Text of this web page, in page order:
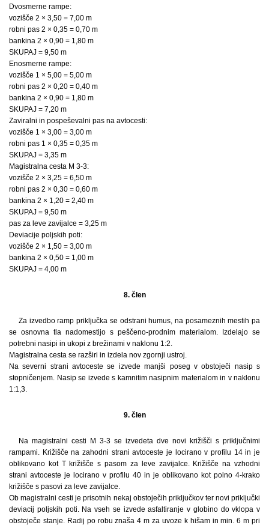
Dvosmerne rampe:
vozišče 2 × 3,50 = 7,00 m
robni pas 2 × 0,35 = 0,70 m
bankina 2 × 0,90 = 1,80 m
SKUPAJ = 9,50 m
Enosmerne rampe:
vozišče 1 × 5,00 = 5,00 m
robni pas 2 × 0,20 = 0,40 m
bankina 2 × 0,90 = 1,80 m
SKUPAJ = 7,20 m
Zaviralni in pospeševalni pas na avtocesti:
vozišče 1 × 3,00 = 3,00 m
robni pas 1 × 0,35 = 0,35 m
SKUPAJ = 3,35 m
Magistralna cesta M 3-3:
vozišče 2 × 3,25 = 6,50 m
robni pas 2 × 0,30 = 0,60 m
bankina 2 × 1,20 = 2,40 m
SKUPAJ = 9,50 m
pas za leve zavijalce = 3,25 m
Deviacije poljskih poti:
vozišče 2 × 1,50 = 3,00 m
bankina 2 × 0,50 = 1,00 m
SKUPAJ = 4,00 m
8. člen
Za izvedbo ramp priključka se odstrani humus, na posameznih mestih pa
se osnovna tla nadomestijo s peščeno-prodnim materialom. Izdelajo se
potrebni nasipi in ukopi z brežinami v naklonu 1:2.
Magistralna cesta se razširi in izdela nov zgornji ustroj.
Na severni strani avtoceste se izvede manjši poseg v obstoječi nasip s
stopničenjem. Nasip se izvede s kamnitim nasipnim materialom in v naklonu
1:1,3.
9. člen
Na magistralni cesti M 3-3 se izvedeta dve novi križišči s priključnimi
rampami. Križišče na zahodni strani avtoceste je locirano v profilu 14 in je
oblikovano kot T križišče s pasom za leve zavijalce. Križišče na vzhodni
strani avtoceste je locirano v profilu 40 in je oblikovano kot polno 4-krako
križišče s pasovi za leve zavijalce.
Ob magistralni cesti je prisotnih nekaj obstoječih priključkov ter novi priključki
deviacij poljskih poti. Na vseh se izvede asfaltiranje v globino do vklopa v
obstoječe stanje. Radij po robu znaša 4 m za uvoze k hišam in min. 6 m pri